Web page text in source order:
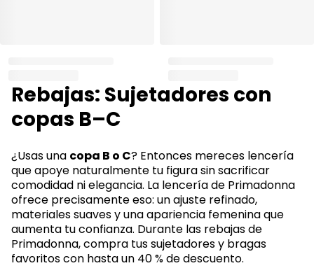
Rebajas: Sujetadores con
copas B–C
¿Usas una copa B o C? Entonces mereces lencería
que apoye naturalmente tu figura sin sacrificar
comodidad ni elegancia. La lencería de Primadonna
ofrece precisamente eso: un ajuste refinado,
materiales suaves y una apariencia femenina que
aumenta tu confianza. Durante las rebajas de
Primadonna, compra tus sujetadores y bragas
favoritos con hasta un 40 % de descuento.